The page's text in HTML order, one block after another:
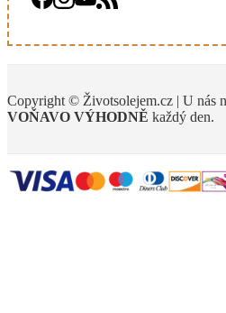
Copyright © Životsolejem.cz | U nás
VOŇAVO VÝHODNĚ každý den.